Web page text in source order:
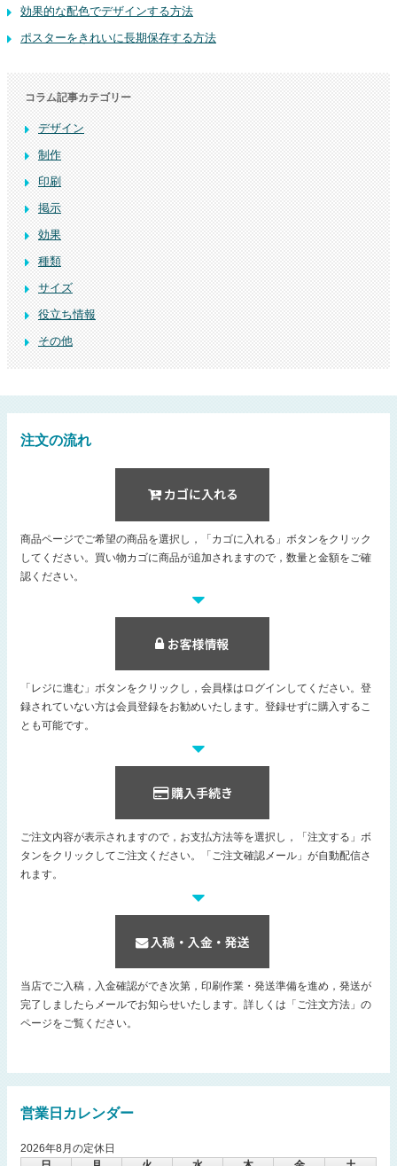
効果的な配色でデザインする方法
ポスターをきれいに長期保存する方法
コラム記事カテゴリー
デザイン
制作
印刷
掲示
効果
種類
サイズ
役立ち情報
その他
注文の流れ
商品ページでご希望の商品を選択し，「カゴに入れる」ボタンをクリック
してください。買い物カゴに商品が追加されますので，数量と金額をご確
認ください。
「レジに進む」ボタンをクリックし，会員様はログインしてください。登
録されていない方は会員登録をお勧めいたします。登録せずに購入するこ
とも可能です。
ご注文内容が表示されますので，お支払方法等を選択し，「注文する」ボ
タンをクリックしてご注文ください。「ご注文確認メール」が自動配信さ
れます。
当店でご入稿，入金確認ができ次第，印刷作業・発送準備を進め，発送が
完了しましたらメールでお知らせいたします。詳しくは「ご注文方法」の
ページをご覧ください。
営業日カレンダー
2026年8月の定休日